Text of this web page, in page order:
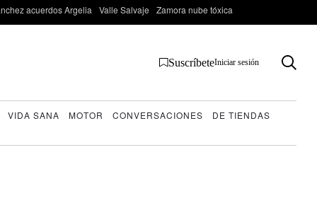
acuerdos Argelia Valle Salvaje Zamora nube tóxica
SuscríbeteIniciar sesión
VIDA SANA MOTOR CONVERSACIONES
DE TIENDAS